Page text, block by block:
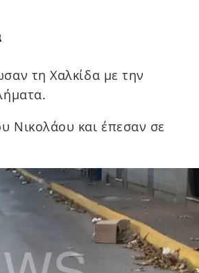
τη Χαλκίδα με την
Νικολάου και έπεσαν σε